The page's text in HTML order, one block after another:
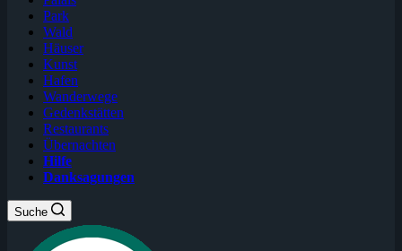
Park
Wald
Häuser
Kunst
Hafen
Wanderwege
Gedenkstätten
Restaurants
Übernachten
Hilfe
Danksagungen
Suche